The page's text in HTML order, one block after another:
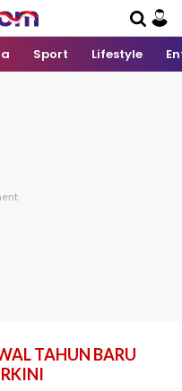
Sport Lifestyle
TAHUN BARU